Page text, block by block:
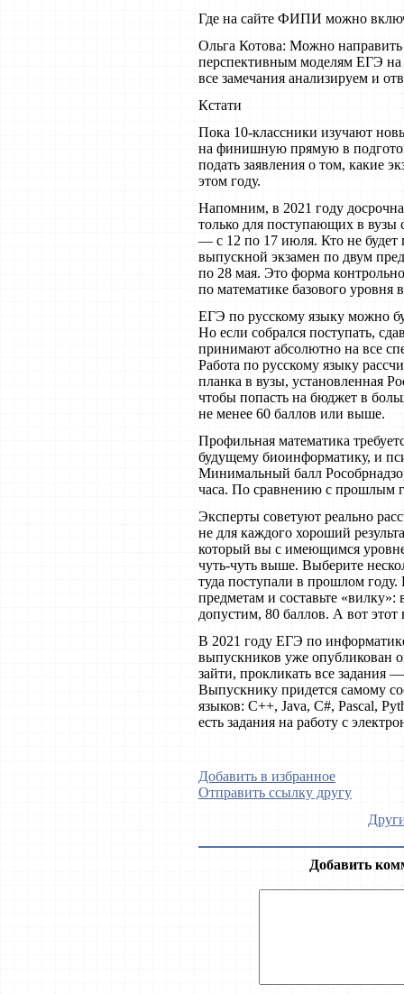
Где на сайте ФИПИ можно
Ольга Котова: Можно
перспективным моделям ЕГЭ
все замечания анализируем и
Кстати
Пока 10-классники изучают
на финишную прямую в
подать заявления о том, какие
этом году.
Напомним, в 2021 году
только для поступающих в
— с 12 по 17 июля. Кто не будет
выпускной экзамен по двум
по 28 мая. Это форма
по математике базового уровня
ЕГЭ по русскому языку можно
Но если собрался поступать,
принимают абсолютно на все
Работа по русскому языку
планка в вузы, установленная
чтобы попасть на бюджет в
не менее 60 баллов или выше.
Профильная математика
будущему биоинформатику, и
Минимальный балл
часа. По сравнению с прошлым
Эксперты советуют реально
не для каждого хороший
который вы с имеющимся
чуть-чуть выше. Выберите
туда поступали в прошлом
предметам и составьте «вилку»:
допустим, 80 баллов. А вот этот
В 2021 году ЕГЭ по
выпускников уже опубликован
зайти, прокликать все задания
Выпускнику придется самому
языков: С++, Java, C#, Pascal,
есть задания на работу с
Добавить в избранное
Отправить ссылку другу
Добавить